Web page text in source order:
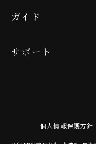
ガイド
サポート
個人情報保護方針